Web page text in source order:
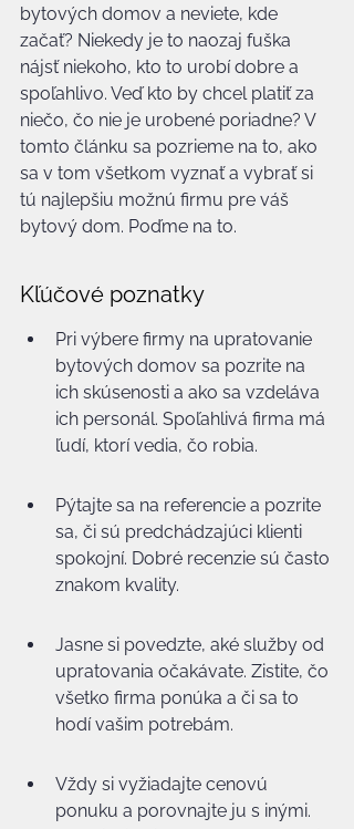
bytových domov a neviete, kde
začať? Niekedy je to naozaj fuška
nájsť niekoho, kto to urobí dobre a
spoľahlivo. Veď kto by chcel platiť za
niečo, čo nie je urobené poriadne? V
tomto článku sa pozrieme na to, ako
sa v tom všetkom vyznať a vybrať si
tú najlepšiu možnú firmu pre váš
bytový dom. Poďme na to.
Kľúčové poznatky
Pri výbere firmy na upratovanie
bytových domov sa pozrite na
ich skúsenosti a ako sa vzdeláva
ich personál. Spoľahlivá firma má
ľudí, ktorí vedia, čo robia.
Pýtajte sa na referencie a pozrite
sa, či sú predchádzajúci klienti
spokojní. Dobré recenzie sú často
znakom kvality.
Jasne si povedzte, aké služby od
upratovania očakávate. Zistite, čo
všetko firma ponúka a či sa to
hodí vašim potrebám.
Vždy si vyžiadajte cenovú
ponuku a porovnajte ju s inými.